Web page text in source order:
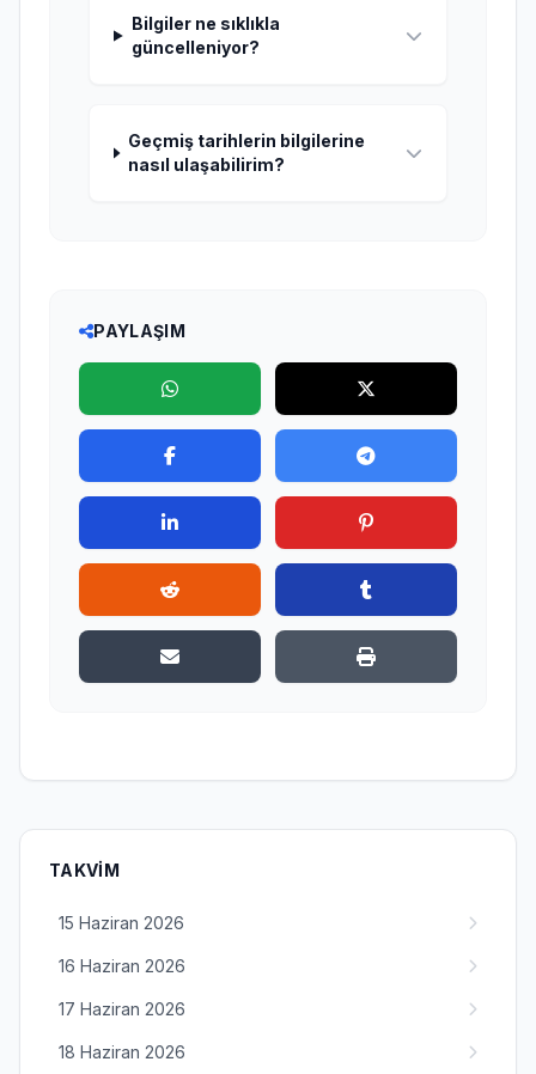
Bilgiler ne sıklıkla
güncelleniyor?
Geçmiş tarihlerin bilgilerine
nasıl ulaşabilirim?
PAYLAŞIM
TAKVIM
15 Haziran 2026
16 Haziran 2026
17 Haziran 2026
18 Haziran 2026